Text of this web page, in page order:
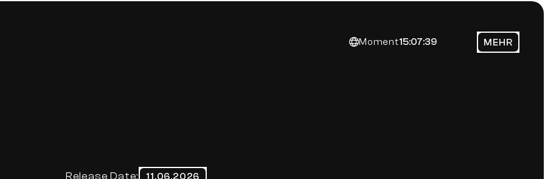
Moment15:07:39 MEHR
Release Date: 11.06.2026